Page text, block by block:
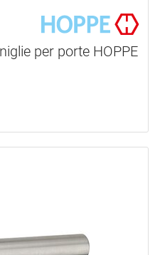
per porte HOPPE